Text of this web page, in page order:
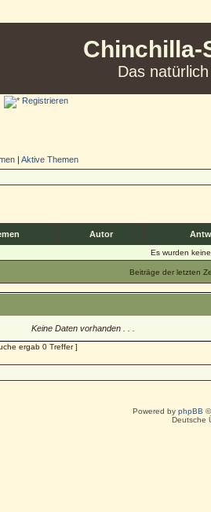
Chinchilla-
Das
Registrieren
|Aktive Themen
Autor
Es wurden
Beiträge der letzten
Keine Daten vorhanden . . .
ergab 0 Treffer ]
Powered by phpBB
Deutsche